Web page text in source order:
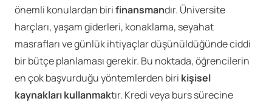
önemli konulardan birifinansmandır. Üniversite
harçları, yaşam giderleri, konaklama, seyahat
masrafları ve günlük ihtiyaçlar düşünüldüğünde ciddi
bir bütçe planlaması gerekir. Bu noktada, öğrencilerin
en çok başvurduğu yöntemlerden biri kişisel
kaynakları kullanmaktır. Kredi veya burs sürecine